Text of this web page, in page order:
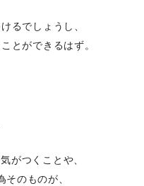
るでしょうし、
とができるはず。
がつくことや、
そのものが、